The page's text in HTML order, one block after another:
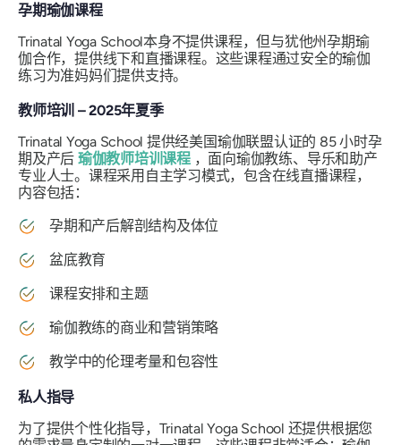
孕期瑜伽课程
Trinatal Yoga School本身不提供课程，但与犹他州孕期瑜
伽合作，提供线下和直播课程。这些课程通过安全的瑜伽
练习为准妈妈们提供支持。
教师培训 – 2025年夏季
Trinatal Yoga School 提供经美国瑜伽联盟认证的 85 小时孕
期及产后 瑜伽教师培训课程，面向瑜伽教练、导乐和助产
专业人士。课程采用自主学习模式，包含在线直播课程，
内容包括：
孕期和产后解剖结构及体位
盆底教育
课程安排和主题
瑜伽教练的商业和营销策略
教学中的伦理考量和包容性
私人指导
为了提供个性化指导，Trinatal Yoga School 还提供根据您